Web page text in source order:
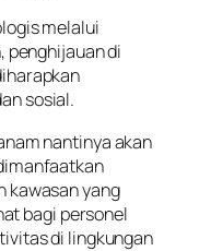
melalui
penghijauan di
sosial.
nantinya akan
kawasan yang
bagi personel
di lingkungan